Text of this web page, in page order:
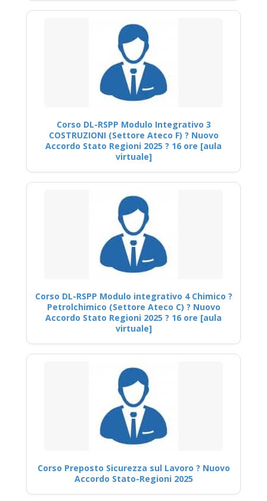
Corso DL-RSPP Modulo Integrativo 3
COSTRUZIONI (Settore Ateco F) ? Nuovo
Accordo Stato Regioni 2025 ? 16 ore [aula
virtuale]
Corso DL-RSPP Modulo integrativo 4 Chimico ?
Petrolchimico (Settore Ateco C) ? Nuovo
Accordo Stato Regioni 2025 ? 16 ore [aula
virtuale]
Corso Preposto Sicurezza sul Lavoro ? Nuovo
Accordo Stato-Regioni 2025